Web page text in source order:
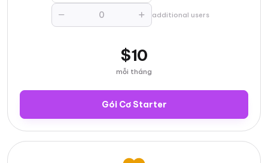
additional users
$10
mỗi tháng
Gói Cơ Starter